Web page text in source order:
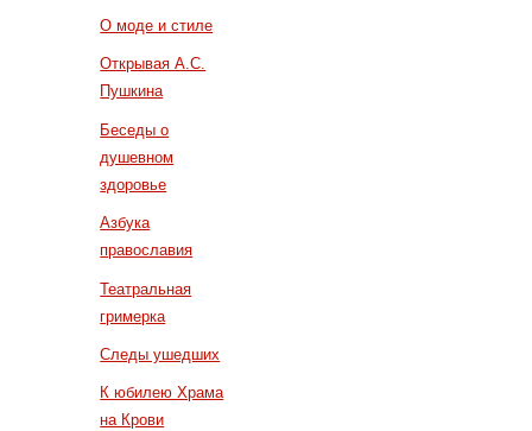
О моде и стиле
Открывая А.С.
Пушкина
Беседы о
душевном
здоровье
Азбука
православия
Театральная
гримерка
Следы ушедших
К юбилею Храма
на Крови